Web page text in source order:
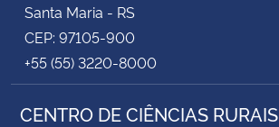
Santa Maria - RS
CEP: 97105-900
+55 (55) 3220-8000
CENTRO DE CIÊNCIAS RURAIS